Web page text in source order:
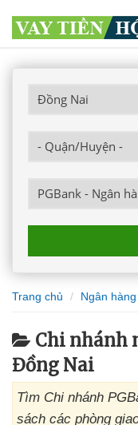
Trang chủ Ngân
Chi nhánh
Đồng Nai
Tìm Chi nhánh
sách các phòng